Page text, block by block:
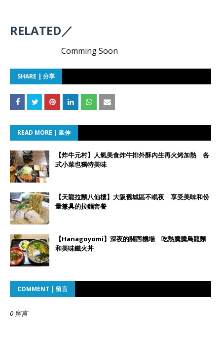
RELATED／
Comming Soon
SHARE | 分享
READ MORE | 延伸
【炸牛元村】人氣美食炸牛排外酥內生再火烤加熱 各
式小菜也獨特美味
【天龍拉麵八仙樓】大阪舊城區不眠夜 享受美味和份
量兼具的拉麵套餐
【Hanagoyomi】深夜的關西機場 吃熱騰騰烏龍麵
和美味鐵火丼
COMMENT | 留言
0 留言